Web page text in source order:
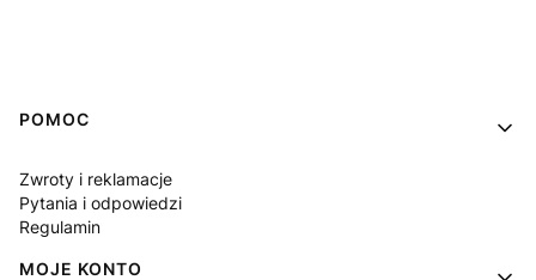
Linki w stopce
POMOC
Zwroty i reklamacje
Pytania i odpowiedzi
Regulamin
MOJE KONTO